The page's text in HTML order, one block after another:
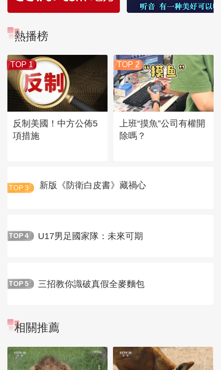
熱播榜
TOP 1
反制美國！中方公佈5
項措施
TOP 2
上班“摸魚”公司有權開
除嗎？
TOP 3 新版《防衛白皮書》藏禍心
TOP 4 U17男足國家隊：未來可期
TOP 5 三招教你識破真假全麥麵包
相關推薦